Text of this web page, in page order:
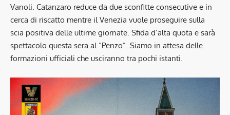
Vanoli. Catanzaro reduce da due sconfitte consecutive e in
cerca di riscatto mentre il Venezia vuole proseguire sulla
scia positiva delle ultime giornate. Sfida d’alta quota e sarà
spettacolo questa sera al “Penzo”. Siamo in attesa delle
formazioni ufficiali che usciranno tra pochi istanti.